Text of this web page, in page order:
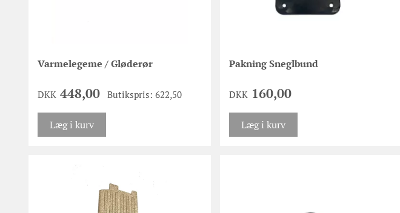
Varmelegeme / Gløderør
DKK 448,00 Butikspris: 622,50
Læg i kurv
Pakning Sneglbund
DKK 160,00
Læg i kurv